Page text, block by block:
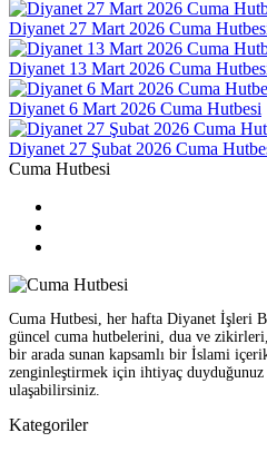
Diyanet 27 Mart 2026 Cuma
Diyanet 13 Mart 2026 Cuma
Diyanet 6 Mart 2026 Cuma Hutbesi
Diyanet 27 Şubat 2026 Cuma
Cuma Hutbesi
Cuma Hutbesi, her hafta Diyanet İşleri
güncel cuma hutbelerini, dua ve
bir arada sunan kapsamlı bir İslami
zenginleştirmek için ihtiyaç
ulaşabilirsiniz.
Kategoriler